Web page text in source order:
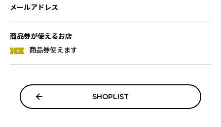
メールアドレス
商品券が使えるお店
商品券使えます
SHOPLIST